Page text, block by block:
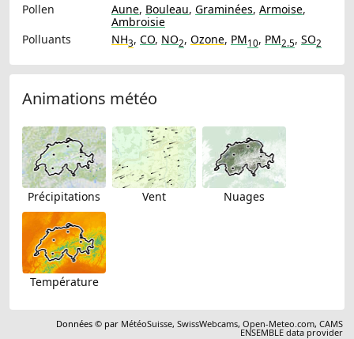
Pollen
Aune, Bouleau, Graminées, Armoise,
Ambroisie
Polluants
NH3, CO, NO2, Ozone, PM10, PM2.5, SO2
Animations météo
Précipitations Vent Nuages
Température
Données © par MétéoSuisse,SwissWebcams,Open-Meteo.com,CAMS
ENSEMBLE data provider